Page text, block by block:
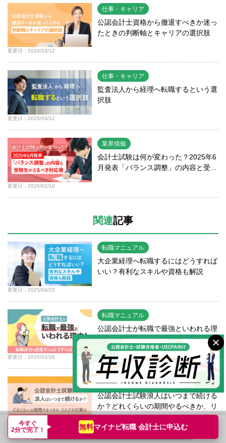
今すぐ
2分で完了！
無料マイナビ転職 会計士に申込む
簡単無料 転職支援サービス申込み
変更日：2026/03/12
仕事・キャリア
公認会計士資格から撤退すべきか迷っ
たときの判断軸とキャリアの選択肢
変更日：2026/03/12
仕事・キャリア
監査法人から経理へ転職するという選
択肢
変更日：2026/02/19
業界情報
会計士試験は何が変わった？2025年6
月発表「バランス調整」の内容と受...
関連記事
変更日：2025/09/25
転職マニュアル
大企業経理へ転職するにはどうすれば
いい？有利なスキルや資格も解説
変更日：2025/03/26
転職マニュアル
公認会計士が転職で最強といわれる理
由！転職成功を目指すにはどうすれば
い...
変更日：2025/01/28
転職マニュアル
公認会計士試験浪人はいつまで続ける
か？どれくらいの期間やるべきか、リ
ス...